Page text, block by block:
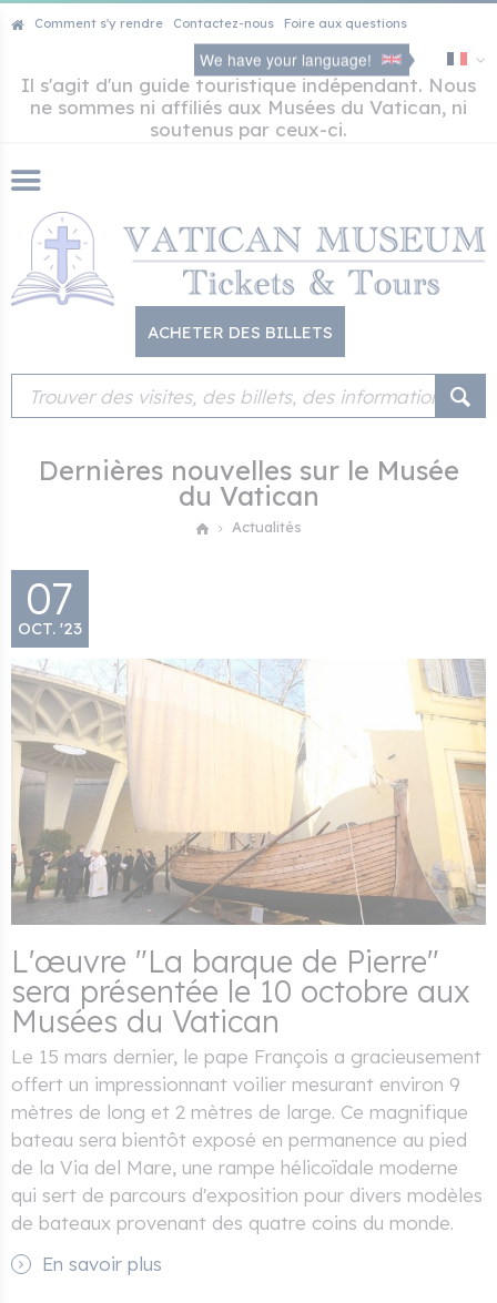
Comment s'y rendre Contactez-nous Foire aux questions
We have your language!
Il s'agit d'un guide touristique indépendant. Nous
ne sommes ni affiliés aux Musées du Vatican, ni
soutenus par ceux-ci.
ACHETER DES BILLETS
Dernières nouvelles sur le Musée
du Vatican
Actualités
07
OCT. '23
L'œuvre "La barque de Pierre"
sera présentée le 10 octobre aux
Musées du Vatican
Le 15 mars dernier, le pape François a gracieusement
offert un impressionnant voilier mesurant environ 9
mètres de long et 2 mètres de large. Ce magnifique
bateau sera bientôt exposé en permanence au pied
de la Via del Mare, une rampe hélicoïdale moderne
qui sert de parcours d'exposition pour divers modèles
de bateaux provenant des quatre coins du monde.
En savoir plus